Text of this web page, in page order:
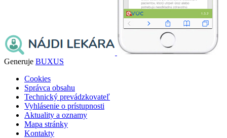
Generuje BUXUS
Cookies
Správca obsahu
Technický prevádzkovateľ
Vyhlásenie o prístupnosti
Aktuality a oznamy
Mapa stránky
Kontakty